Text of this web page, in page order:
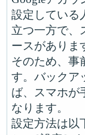
設定している
立つ一方で、
ースがありま
そのため、事
す。バックア
ば、スマホが
なります。
設定方法は以